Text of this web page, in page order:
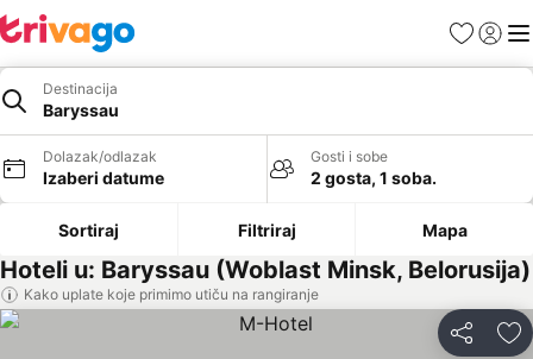
FavoritiPrijavi
Destinacija
Baryssau
Dolazak/odlazak
Izaberi datume
Gosti i sobe
2 gosta, 1 soba.
Sortiraj Filtriraj Mapa
Hoteli u: Baryssau (Woblast Minsk, Belorusija)
Kako uplate koje primimo utiču na rangiranje
Deli